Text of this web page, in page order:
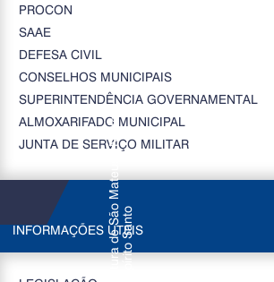
PROCON
SAAE
DEFESA CIVIL
CONSELHOS MUNICIPAIS
SUPERINTENDÊNCIA GOVERNAMENTAL
ALMOXARIFADO MUNICIPAL
JUNTA DE SERVIÇO MILITAR
INFORMAÇÕES ÚTEIS